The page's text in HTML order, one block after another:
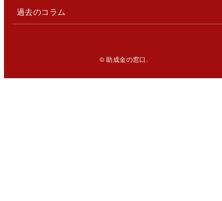
過去のコラム
© 助成金の窓口.